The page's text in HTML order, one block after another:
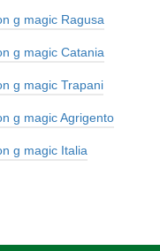
g magic Ragusa
g magic Catania
g magic Trapani
g magic Agrigento
g magic Italia